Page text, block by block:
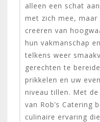
alleen een schat
met zich mee,
creëren van
hun vakmanschap
telkens weer
gerechten te
prikkelen en uw
niveau tillen. Met
van Rob’s Catering
culinaire ervaring